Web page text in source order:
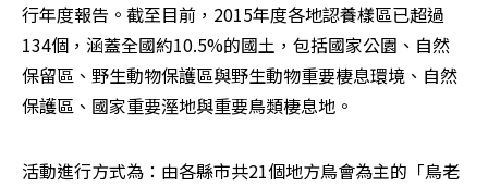
行年度報告。截至目前，2015年度各地認養樣區已超過
134個，涵蓋全國約10.5%的國土，包括國家公園、自然
保留區、野生動物保護區與野生動物重要棲息環境、自然
保護區、國家重要溼地與重要鳥類棲息地。
活動進行方式為：由各縣市共21個地方鳥會為主的「鳥老